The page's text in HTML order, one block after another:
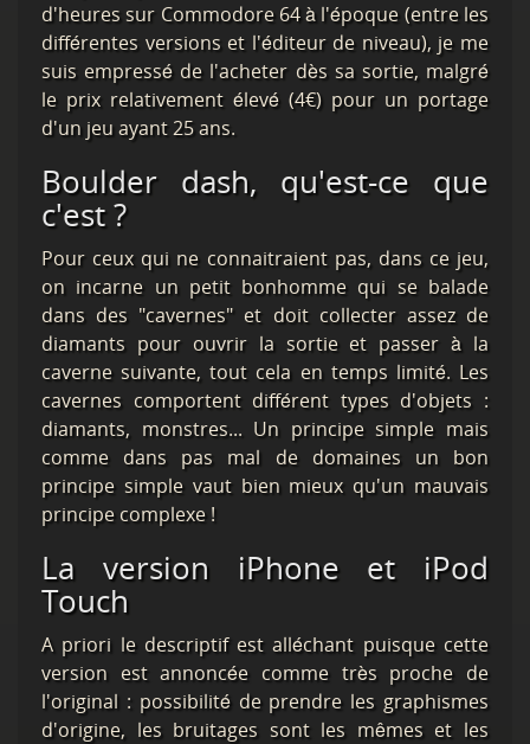
d'heures sur Commodore 64 à l'époque (entre les
différentes versions et l'éditeur de niveau), je me
suis empressé de l'acheter dès sa sortie, malgré
le prix relativement élevé (4€) pour un portage
d'un jeu ayant 25 ans.
Boulder dash, qu'est-ce que
c'est ?
Pour ceux qui ne connaitraient pas, dans ce jeu,
on incarne un petit bonhomme qui se balade
dans des "cavernes" et doit collecter assez de
diamants pour ouvrir la sortie et passer à la
caverne suivante, tout cela en temps limité. Les
cavernes comportent différent types d'objets :
diamants, monstres... Un principe simple mais
comme dans pas mal de domaines un bon
principe simple vaut bien mieux qu'un mauvais
principe complexe !
La version iPhone et iPod
Touch
A priori le descriptif est alléchant puisque cette
version est annoncée comme très proche de
l'original : possibilité de prendre les graphismes
d'origine, les bruitages sont les mêmes et les